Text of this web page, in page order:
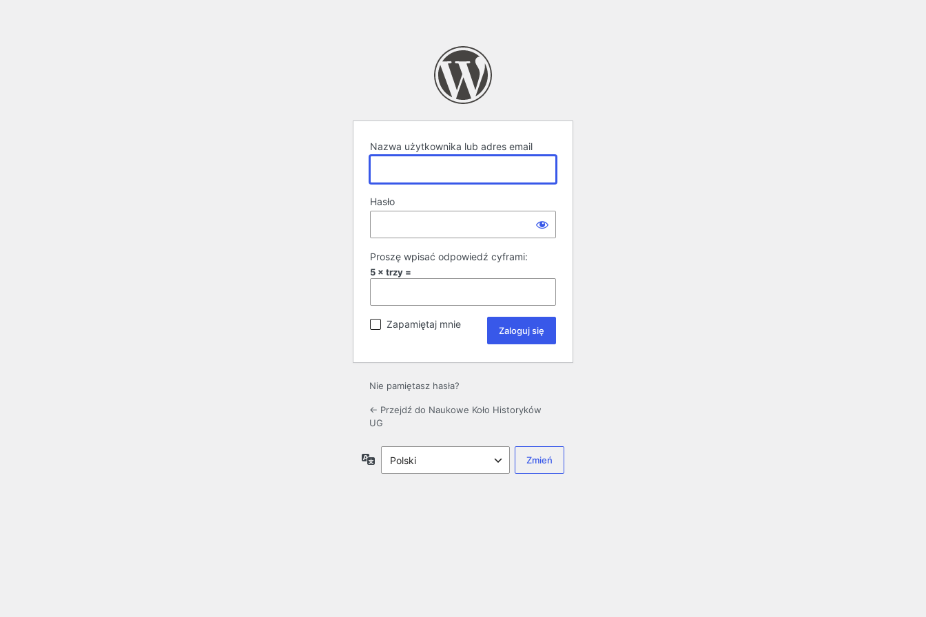
Nazwa użytkownika lub adres email
Hasło
Proszę wpisać odpowiedź cyframi:
5 × trzy =
Zapamiętaj mnie
Nie pamiętasz hasła?
← Przejdź do Naukowe Koło Historyków
UG
Język